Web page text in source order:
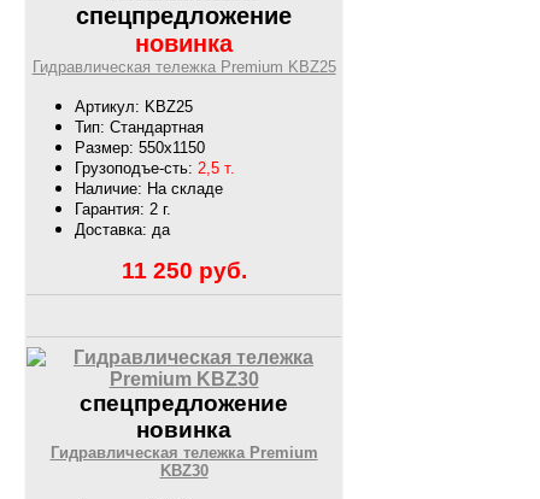
спецпредложение
новинка
Гидравлическая тележка Premium KBZ25
Артикул: KBZ25
Тип: Стандартная
Размер: 550х1150
Грузоподъе-сть: 2,5 т.
Наличие: На складе
Гарантия: 2 г.
Доставка: да
11 250 руб.
спецпредложение
новинка
Гидравлическая тележка Premium
KBZ30